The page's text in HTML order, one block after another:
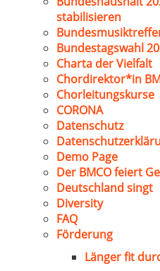
stabilisieren
Bundestagswahl
Charta der Vielfalt
Chordirektor*in
Chorleitungskurse
CORONA
Datenschutz
Demo Page
Der BMCO feiert
Deutschland singt
Diversity
FAQ
Förderung
Länger fit